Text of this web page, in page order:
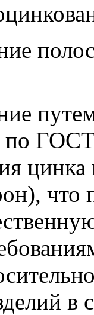
по
цинка
что
в